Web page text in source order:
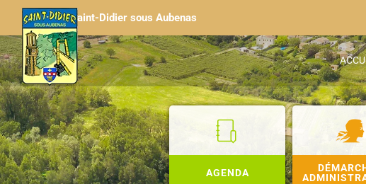
Passer
contenu
Saint-Didier sous Aubenas
AGENDA